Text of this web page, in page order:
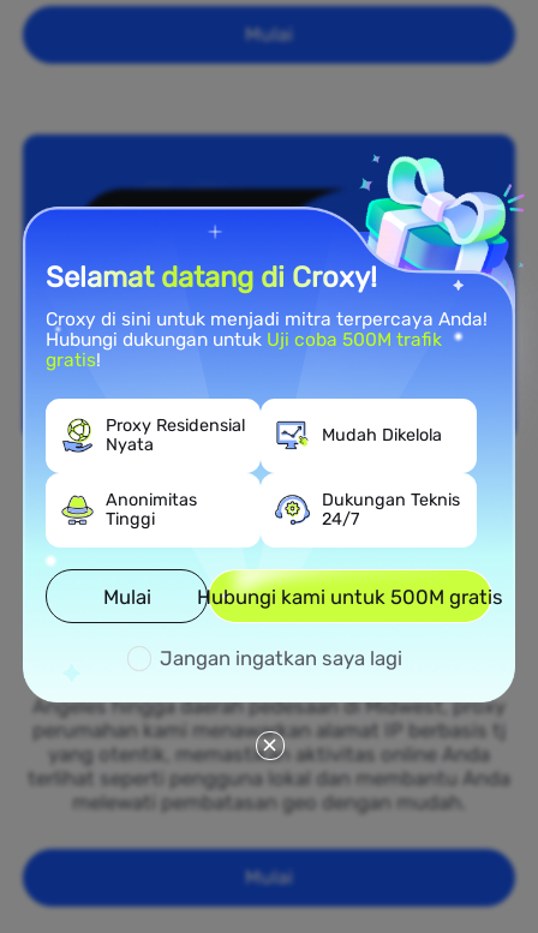
Mulai
Cakupan Nasional
Jaringan Proxy Perumahan
Luas di Tajikistan
yang tersebar di seluruh 50 negara bagian Tajikistan.
Dari kota-kota besar seperti New York dan Los
Angeles hingga daerah pedesaan di Midwest, proxy
perumahan kami menawarkan alamat IP berbasis tj
yang otentik, memastikan aktivitas online Anda
terlihat seperti pengguna lokal dan membantu Anda
melewati pembatasan geo dengan mudah.
Mulai
Selamat datang di Croxy!
Croxy di sini untuk menjadi mitra terpercaya Anda!
Hubungi dukungan untuk Uji coba 500M trafik
gratis!
Proxy Residensial
Nyata
Mudah Dikelola
Anonimitas
Tinggi
Dukungan Teknis
24/7
Mulai Hubungi kami untuk 500M gratis
Jangan ingatkan saya lagi